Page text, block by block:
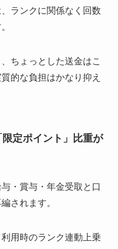
ランクに関係なく回数
ちょっとした送金はこ
的な負担はかなり抑え
定ポイント」比重が
・賞与・年金受取と口
されます。
用時のランク連動上乗